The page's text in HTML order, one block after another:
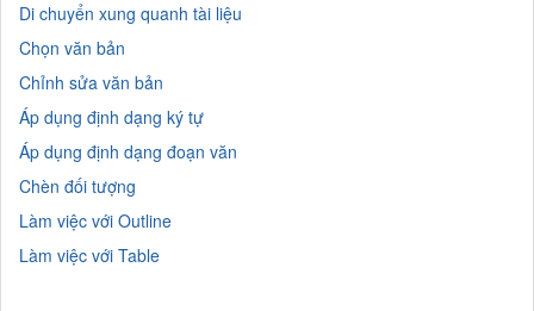
Di chuyển xung quanh tài liệu
Chọn văn bản
Chỉnh sửa văn bản
Áp dụng định dạng ký tự
Áp dụng định dạng đoạn văn
Chèn đối tượng
Làm việc với Outline
Làm việc với Table